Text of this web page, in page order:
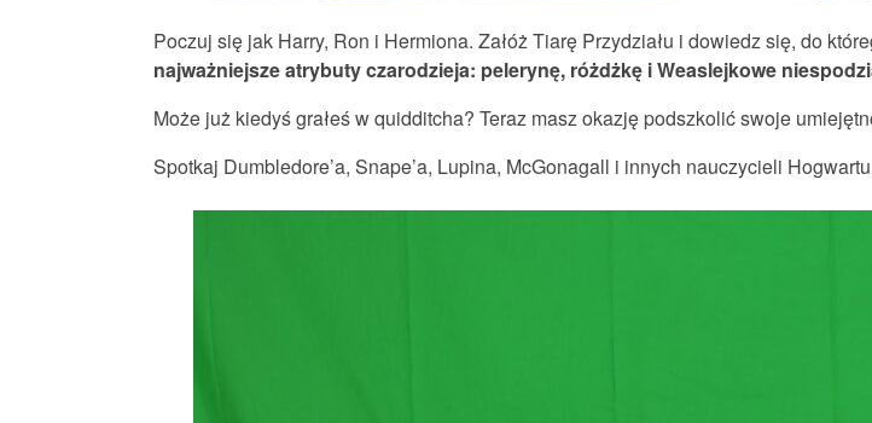
Poczuj się jak Harry, Ron i Hermiona. Załóż Tiarę Przydziału i dowiedz się, do
najważniejsze atrybuty czarodzieja: pelerynę, różdżkę i Weaslejkowe
Może już kiedyś grałeś w quidditcha? Teraz masz okazję podszkolić swoje
Spotkaj Dumbledore’a, Snape’a, Lupina, McGonagall i innych nauczycieli